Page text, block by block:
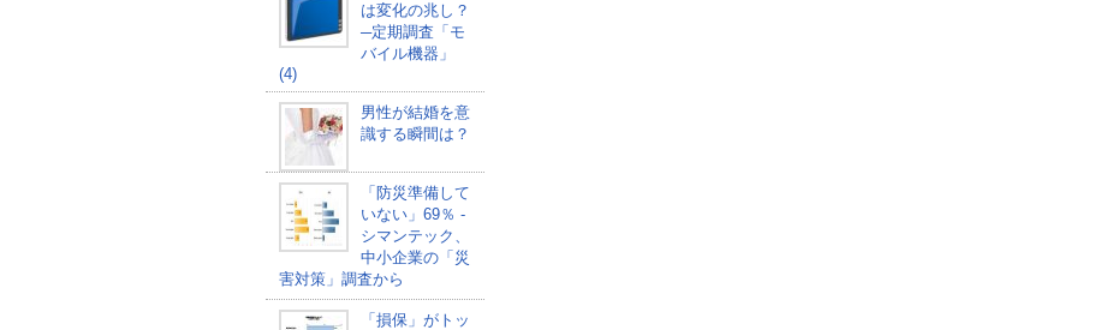
は変化の兆し？
─定期調査「モ
バイル機器」
(4)
男性が結婚を意
識する瞬間は？
「防災準備して
いない」69％ -
シマンテック、
中小企業の「災
害対策」調査から
「損保」がトッ